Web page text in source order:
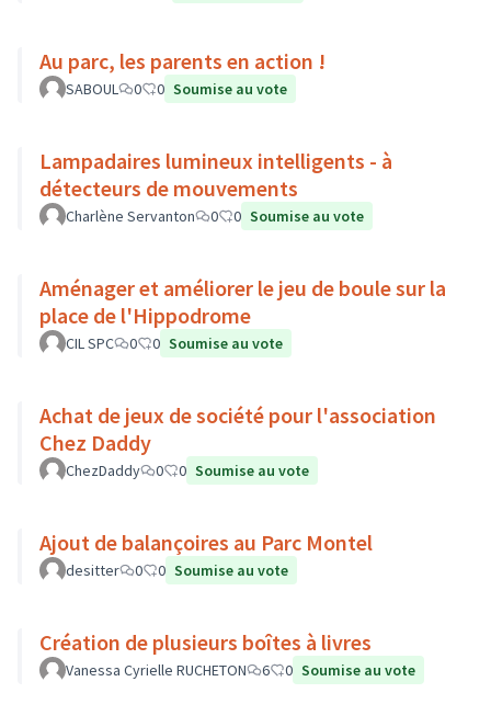
Au parc, les parents en action !
SABOUL 0 0 Soumise au vote
Lampadaires lumineux intelligents - à
détecteurs de mouvements
Charlène Servanton 0 0 Soumise au vote
Aménager et améliorer le jeu de boule sur la
place de l'Hippodrome
CIL SPC 0 0 Soumise au vote
Achat de jeux de société pour l'association
Chez Daddy
ChezDaddy 0 0 Soumise au vote
Ajout de balançoires au Parc Montel
desitter 0 0 Soumise au vote
Création de plusieurs boîtes à livres
Vanessa Cyrielle RUCHETON 6 0 Soumise au vote